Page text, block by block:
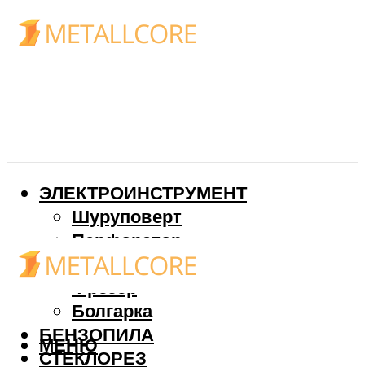
ЭЛЕКТРОИНСТРУМЕНТ
Шуруповерт
Перфоратор
Дрель
Фрезер
Болгарка
БЕНЗОПИЛА
СТЕКЛОРЕЗ
МЕНЮ